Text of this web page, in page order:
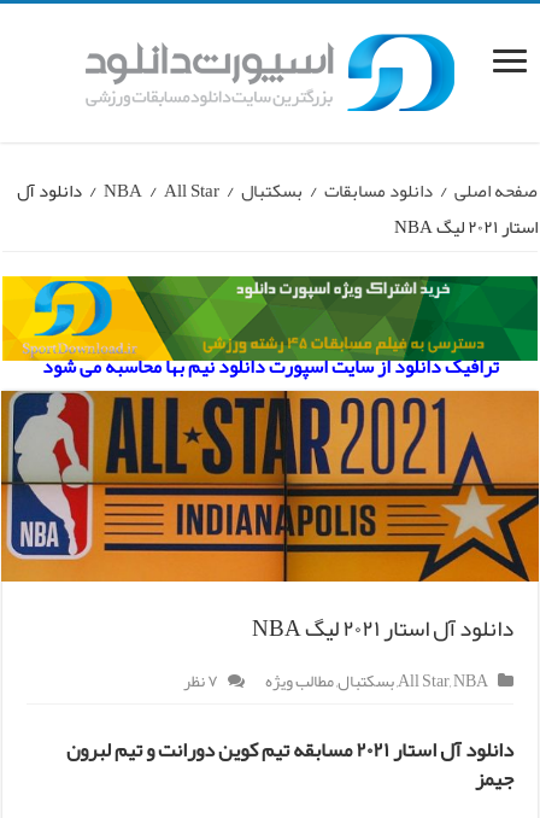
صفحه اصلی / دانلود مسابقات / بسکتبال /
NBA / All Star
/ دانلود آل
استار ۲۰۲۱ لیگ NBA
ترافیک دانلود از سایت اسپورت دانلود نیم بها محاسبه می شود
دانلود آل استار ۲۰۲۱ لیگ NBA
All Star,NBA
,بسکتبال,مطالب ویژه ۷ نظر
دانلود آل استار ۲۰۲۱ مسابقه تیم کوین دورانت و تیم لبرون
جیمز